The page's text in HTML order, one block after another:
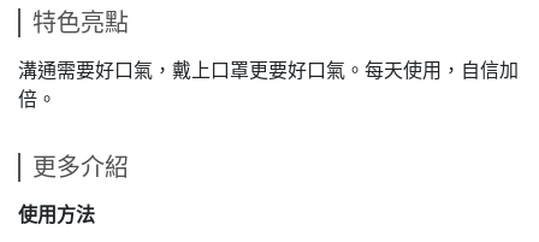
特色亮點
溝通需要好口氣，戴上口罩更要好口氣。每天使用，自信加
倍。
更多介紹
使用方法